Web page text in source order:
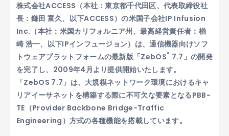
株式会社ACCESS（本社：東京都千代田区、代表取締役社
長：鎌田 富久、以下ACCESS）の米国子会社IP Infusion
Inc.（本社：米国カリフォルニア州、最高経営責任者：楢
崎 浩一、以下IPインフュージョン）は、通信機器向けソフ
トウェアプラットフォームの最新版「ZebOS® 7.7」の開発
を完了し、2009年4月より提供開始いたします。
「ZebOS 7.7」は、大規模ネットワーク環境におけるキャ
リアイーサネットを構築する際に不可欠な要素となるPBB-
TE（Provider Backbone Bridge-Traffic
Engineering）方式の各種機能を搭載しています。